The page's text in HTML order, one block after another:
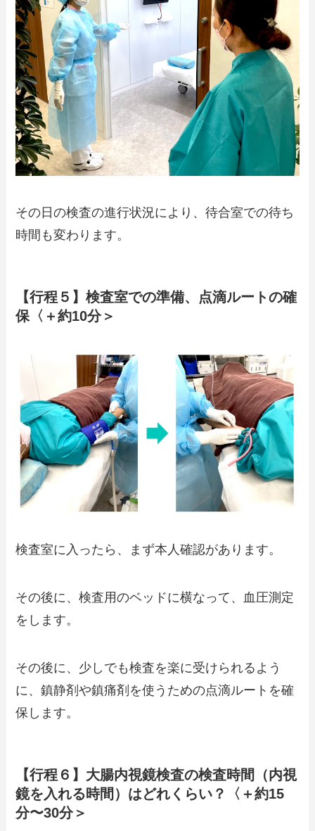
その日の検査の進行状況により、待合室での待ち
時間も変わります。
【行程５】検査室での準備、点滴ルートの確
保〈＋約10分＞
検査室に入ったら、まず本人確認があります。
その後に、検査用のベッドに横なって、血圧測定
をします。
その後に、少しでも検査を楽に受けられるよう
に、鎮静剤や鎮痛剤を使うための点滴ルートを確
保します。
【行程６】大腸内視鏡検査の検査時間（内視
鏡を入れる時間）はどれくらい？〈＋約15
分〜30分＞